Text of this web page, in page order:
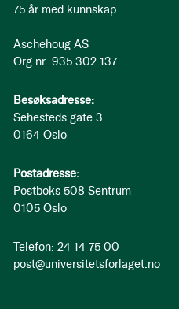
75 år med kunnskap
Aschehoug AS
Org.nr: 935 302 137
Besøksadresse:
Sehesteds gate 3
0164 Oslo
Postadresse:
Postboks 508 Sentrum
0105 Oslo
Telefon: 24 14 75 00
post@universitetsforlaget.no